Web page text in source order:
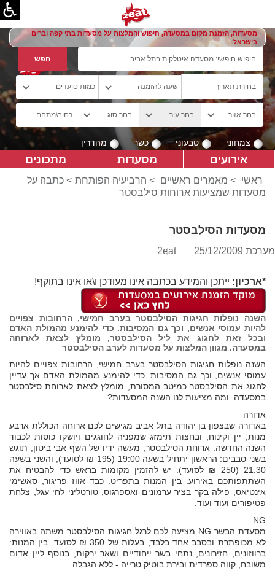
מסעדות, הזמנת מקום במסעדה, חיפוש והמלצות על מסעדות בתי קפה וברים
בישראל
צמחוני טבעוני כשר מהדרין
אירועים מסעדות מתכונים
ראשי > מאמרים ראשיים > הרביעיה הפותחת > כתבה על
מסעדות שמציעות ארוחות סילבסטר
מסעדות הסילבסטר
מערכת 2eat 25/12/2009
*ארכיון: ייתכן והמידע בכתבה אינו מעודכן ו\או אינו בתוקף!
השנה נופלות חגיגות הסילבסטר בערב חמישי, הרחובות צפויים
להיות עמוסי אנשים, וכך גם המסיבות. כדי להימנע מהמולת האדם
ובכל זאת לחגוג את ליל הסילבסטר, מומלץ לצאת לארוחה
במסעדה. מגוון המלצות על מסעדות לערב הסילבסטר
השנה נופלות חגיגות הסילבסטר בערב חמישי, הרחובות צפויים להיות
עמוסי אנשים, וכך גם המסיבות. כדי להימנע מהמולת האדם אך עדיין
לחגוג את הסילבסטר כמיטב המסורת, מומלץ לצאת לארוחת סילבסטר
במסעדה. ומה מציעות לנו השנה המסעדות?
אדורה
באדורה שבצפון בן יהודה בתל אביב מגישים לכם ארוחה הכוללת ארבע
מנות, יין וקינוח, ובחצות תימזג שמפניה לחוגגים ויושקו כוסות לכבוד
השנה החדשה. ארוחת הסילבסטר, מעשה ידיו של השף אבי ביטון, תוגש
בשני סבבים: הראשון יתחיל בשעה 19:00 (195 ₪ לסועד), והשני בשעה
21:30 (250 ₪ לסועד). יש להזמין מקומות בראש כדי להבטיח את
השתתפותכם באירוע. בין המנות בתפריט: כבד אווז פריגור, סאשימי
אינטיאס, פילה בקר בציר ערמונים ואספרגוס, טורטליני לחי עגל, צלחת
פטיפורים ועוד ועוד.
NG
מסעדת הבשר NG מציעה לכם לרגל חגיגות הסילבסטר משתה באווירה
לא מכופתרת ובסבב אחד בלבד, בעלות של 350 ₪ לסועד. בין המנות:
ברווזונים, חזירונים, נתחי בשר ייחודיים ושאר ירקות, בנוסף ליין אדום
משובח, קווה ספרדית ובירת בוטיק טרייה - ללא הגבלה.